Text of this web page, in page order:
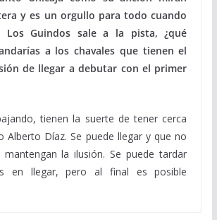
y es un orgullo para todo cuando
Los Guindos sale a la pista, ¿qué
a los chavales que tienen el
de llegar a debutar con el primer
tienen la suerte de tener cerca
Alberto Díaz. Se puede llegar y que no
mantengan la ilusión. Se puede tardar
en llegar, pero al final es posible